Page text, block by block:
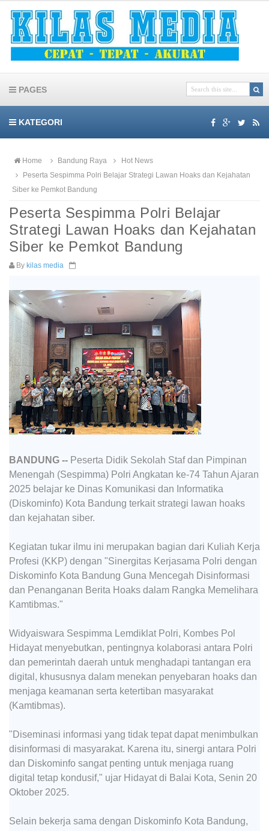
PAGES
KATEGORI
Home Bandung Raya
Hot News
Peserta Sespimma Polri Belajar Strategi Lawan Hoaks dan Kejahatan
Siber ke Pemkot Bandung
Peserta Sespimma Polri Belajar
Strategi Lawan Hoaks dan Kejahatan
Siber ke Pemkot Bandung
By kilas media
BANDUNG -- Peserta Didik Sekolah Staf dan Pimpinan
Menengah (Sespimma) Polri Angkatan ke-74 Tahun Ajaran
2025 belajar ke Dinas Komunikasi dan Informatika
(Diskominfo) Kota Bandung terkait strategi lawan hoaks
dan kejahatan siber.
Kegiatan tukar ilmu ini merupakan bagian dari Kuliah Kerja
Profesi (KKP) dengan "Sinergitas Kerjasama Polri dengan
Diskominfo Kota Bandung Guna Mencegah Disinformasi
dan Penanganan Berita Hoaks dalam Rangka Memelihara
Kamtibmas."
Widyaiswara Sespimma Lemdiklat Polri, Kombes Pol
Hidayat menyebutkan, pentingnya kolaborasi antara Polri
dan pemerintah daerah untuk menghadapi tantangan era
digital, khususnya dalam menekan penyebaran hoaks dan
menjaga keamanan serta ketertiban masyarakat
(Kamtibmas).
"Diseminasi informasi yang tidak tepat dapat menimbulkan
disinformasi di masyarakat. Karena itu, sinergi antara Polri
dan Diskominfo sangat penting untuk menjaga ruang
digital tetap kondusif," ujar Hidayat di Balai Kota, Senin 20
Oktober 2025.
Selain bekerja sama dengan Diskominfo Kota Bandung,